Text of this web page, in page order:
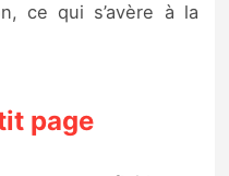
ce qui s’avère à la
page